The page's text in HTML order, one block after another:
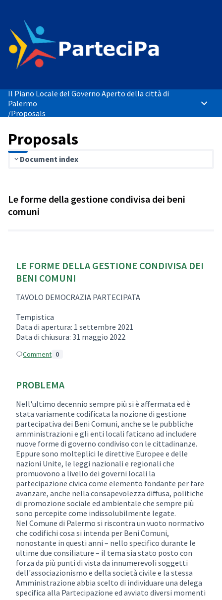
Il Piano Locale del Governo Aperto della città di
Palermo
/Proposals
Main
Proposals
Document index
Le forme della gestione condivisa dei beni
comuni
LE FORME DELLA GESTIONE CONDIVISA DEI
BENI COMUNI
TAVOLO DEMOCRAZIA PARTECIPATA
Tempistica
Data di apertura: 1 settembre 2021
Data di chiusura: 31 maggio 2022
Comment 0
PROBLEMA
Nell'ultimo decennio sempre più si è affermata ed è
stata variamente codificata la nozione di gestione
partecipativa dei Beni Comuni, anche se le pubbliche
amministrazioni e gli enti locali faticano ad includere
nuove forme di governo condiviso con le cittadinanze.
Eppure sono molteplici le direttive Europee e delle
nazioni Unite, le leggi nazionali e regionali che
promuovono a livello dei governi locali la
partecipazione civica come elemento fondante per fare
avanzare, anche nella consapevolezza diffusa, politiche
di promozione sociale ed ambientale che sempre più
sono percepite come indissolubilmente legate.
Nel Comune di Palermo si riscontra un vuoto normativo
che codifichi cosa si intenda per Beni Comuni,
nonostante in questi anni – nello specifico durante le
ultime due consiliature – il tema sia stato posto con
forza da più punti di vista da innumerevoli soggetti
dell'associazionismo e della società civile e la stessa
Amministrazione abbia scelto di individuare una delega
specifica alla Partecipazione ed avviato diversi momenti